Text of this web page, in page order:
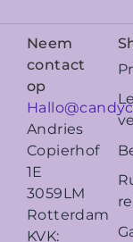
Neem
contact
op
Andries
Copierhof
1E
3059LM
Rotterdam
KVK: